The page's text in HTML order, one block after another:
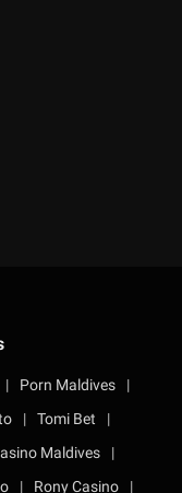
| Porn Maldives
|
| Tomi Bet
|
Maldives
|
| Rony Casino |